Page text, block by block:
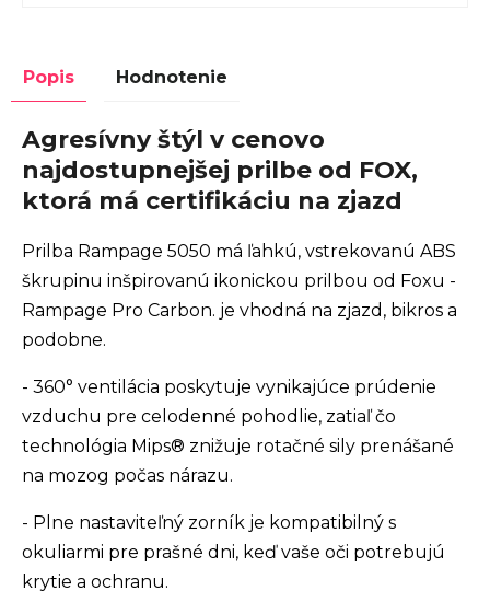
Popis Hodnotenie
Agresívny štýl v cenovo
najdostupnejšej prilbe od FOX,
ktorá má certifikáciu na zjazd
Prilba Rampage 5050 má ľahkú, vstrekovanú ABS
škrupinu inšpirovanú ikonickou prilbou od Foxu -
Rampage Pro Carbon. je vhodná na zjazd, bikros a
podobne.
- 360° ventilácia poskytuje vynikajúce prúdenie
vzduchu pre celodenné pohodlie, zatiaľ čo
technológia Mips® znižuje rotačné sily prenášané
na mozog počas nárazu.
- Plne nastaviteľný zorník je kompatibilný s
okuliarmi pre prašné dni, keď vaše oči potrebujú
krytie a ochranu.